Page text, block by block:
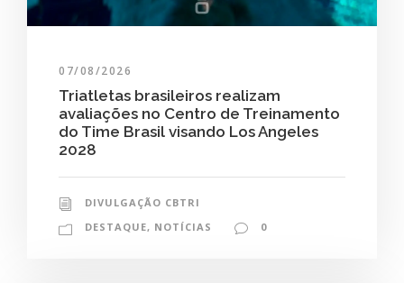
07/08/2026
Triatletas brasileiros realizam
avaliações no Centro de Treinamento
do Time Brasil visando Los Angeles
2028
DIVULGAÇÃO CBTRI
DESTAQUE, NOTÍCIAS 0